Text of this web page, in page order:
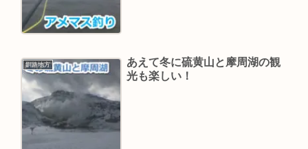
釧路地方
あえて冬に硫黄山と摩周湖の観
光も楽しい！